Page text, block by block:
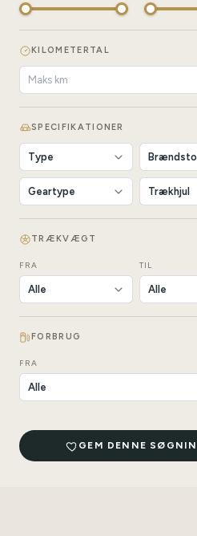
KILOMETERTAL
SPECIFIKATIONER
TRÆKVÆGT
FRA TIL
FORBRUG
FRA
GEM DENNE